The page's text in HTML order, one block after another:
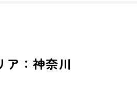
ア：神奈川